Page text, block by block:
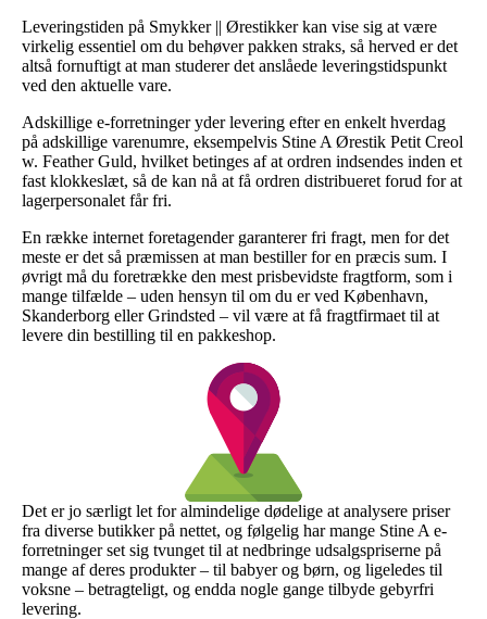
Leveringstiden på Smykker || Ørestikker kan vise sig at være
virkelig essentiel om du behøver pakken straks, så herved er det
altså fornuftigt at man studerer det anslåede leveringstidspunkt
ved den aktuelle vare.
Adskillige e-forretninger yder levering efter en enkelt hverdag
på adskillige varenumre, eksempelvis Stine A Ørestik Petit Creol
w. Feather Guld, hvilket betinges af at ordren indsendes inden et
fast klokkeslæt, så de kan nå at få ordren distribueret forud for at
lagerpersonalet får fri.
En række internet foretagender garanterer fri fragt, men for det
meste er det så præmissen at man bestiller for en præcis sum. I
øvrigt må du foretrække den mest prisbevidste fragtform, som i
mange tilfælde – uden hensyn til om du er ved København,
Skanderborg eller Grindsted – vil være at få fragtfirmaet til at
levere din bestilling til en pakkeshop.
Det er jo særligt let for almindelige dødelige at analysere priser
fra diverse butikker på nettet, og følgelig har mange Stine A e-
forretninger set sig tvunget til at nedbringe udsalgspriserne på
mange af deres produkter – til babyer og børn, og ligeledes til
voksne – betragteligt, og endda nogle gange tilbyde gebyrfri
levering.